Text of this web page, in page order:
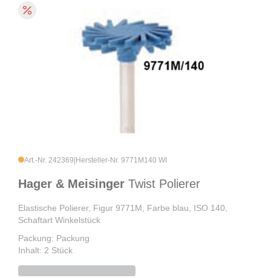
Art.-Nr. 242369 Hersteller-Nr. 9771M140 WI
Hager & Meisinger Twist Polierer
Elastische Polierer, Figur 9771M, Farbe blau, ISO 140,
Schaftart Winkelstück
Packung: Packung
Inhalt: 2 Stück